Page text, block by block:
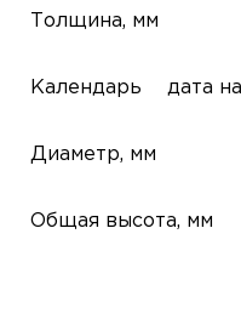
Толщина, мм
Календарь дата
Диаметр, мм
Общая высота, мм